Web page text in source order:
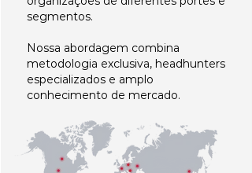
segmentos.
Nossa abordagem combina
metodologia exclusiva, headhunters
especializados e amplo
conhecimento de mercado.